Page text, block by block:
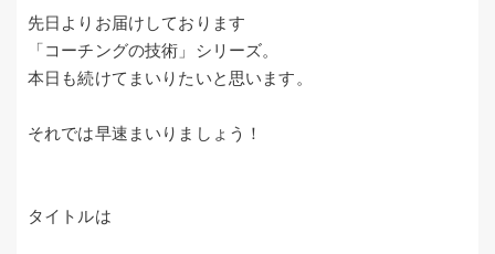
先日よりお届けしております
「コーチングの技術」シリーズ。
本日も続けてまいりたいと思います。
それでは早速まいりましょう！
タイトルは